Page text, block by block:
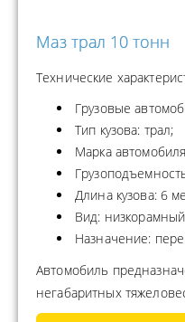
Маз трал 10 тонн
Технические
Грузовые
Тип кузова: трал;
Марка
Длина кузова: 6
Вид:
Назначение:
Автомобиль
негабаритных